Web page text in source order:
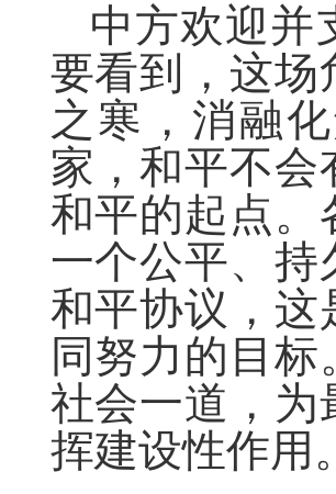
中方欢迎并
要看到，这场
之寒，消融
家，和平不
和平的起点。
一个公平、持
和平协议，这
同努力的目
社会一道，为
挥建设性作用。